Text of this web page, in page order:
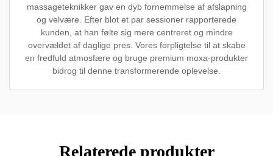
massageteknikker gav en dyb fornemmelse af afslapning
og velvære. Efter blot et par sessioner rapporterede
kunden, at han følte sig mere centreret og mindre
overvældet af daglige pres. Vores forpligtelse til at skabe
en fredfuld atmosfære og bruge premium moxa-produkter
bidrog til denne transformerende oplevelse.
Relaterede produkter